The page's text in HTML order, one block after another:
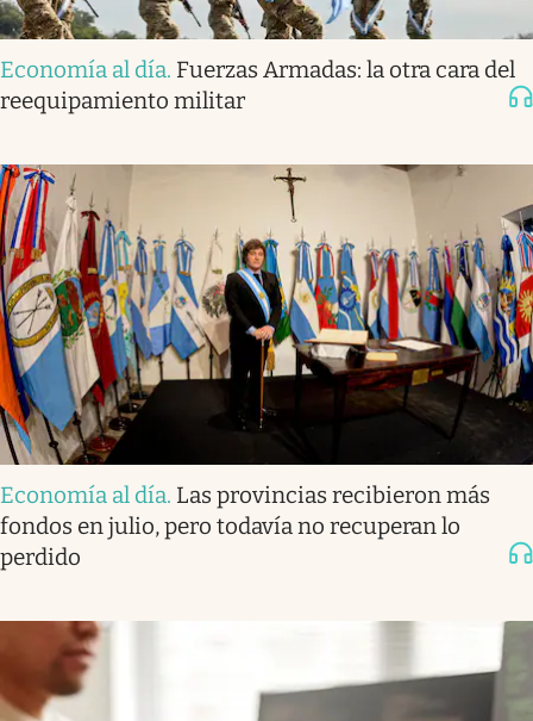
Economía al día. Fuerzas Armadas: la otra cara del
reequipamiento militar
Economía al día. Las provincias recibieron más
fondos en julio, pero todavía no recuperan lo
perdido